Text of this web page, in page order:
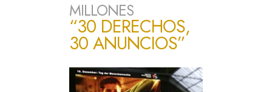
MILLONES
“30 DERECHOS,
30 ANUNCIOS”